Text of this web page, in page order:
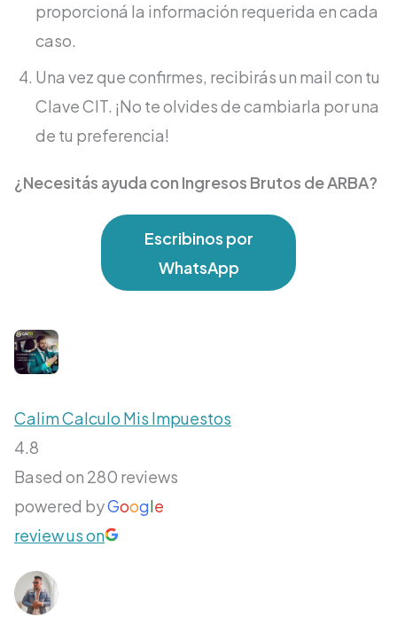
proporcioná la información requerida en cada
caso.
Una vez que confirmes, recibirás un mail con tu
Clave CIT. ¡No te olvides de cambiarla por una
de tu preferencia!
¿Necesitás ayuda con Ingresos Brutos de ARBA?
Escribinos por
WhatsApp
Calim Calculo Mis Impuestos
4.8
Based on 280 reviews
powered byGoogle
review us on